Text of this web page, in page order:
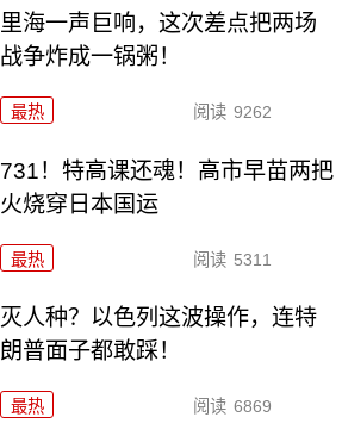
里海一声巨响，这次差点把两场
战争炸成一锅粥！
最热 阅读 9262
731！特高课还魂！高市早苗两把
火烧穿日本国运
最热 阅读 5311
灭人种？以色列这波操作，连特
朗普面子都敢踩！
最热 阅读 6869